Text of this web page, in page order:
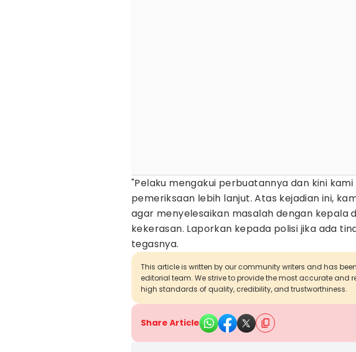
"Pelaku mengakui perbuatannya dan kini
pemeriksaan lebih lanjut. Atas kejadian ini,
agar menyelesaikan masalah dengan kepala
kekerasan. Laporkan kepada polisi jika ada
tegasnya.
This article is written by our community writers and has
editorial team. We strive to provide the most accurate and
high standards of quality, credibility, and trustworthiness.
Share Article